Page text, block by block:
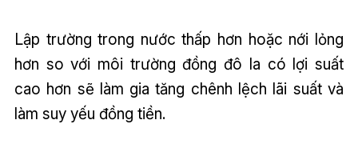
Lập trường trong nước thấp hơn hoặc nới lỏng
hơn so với môi trường đồng đô la có lợi suất
cao hơn sẽ làm gia tăng chênh lệch lãi suất và
làm suy yếu đồng tiền.